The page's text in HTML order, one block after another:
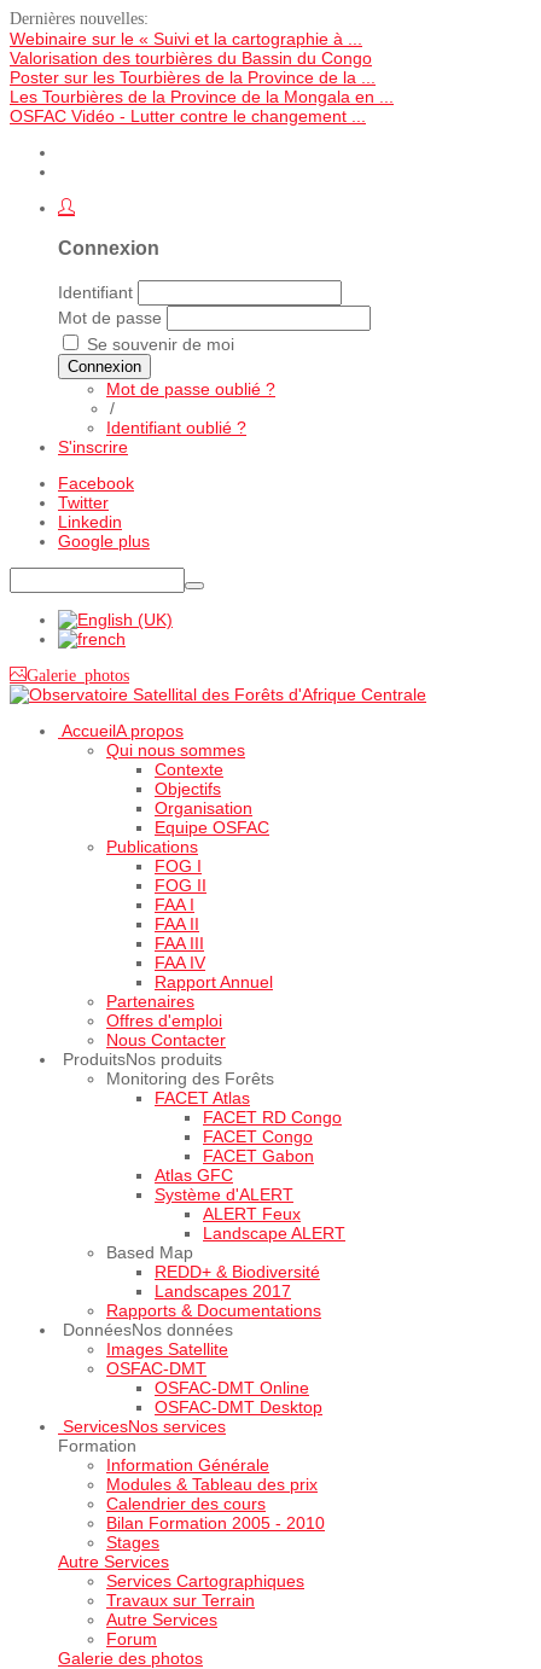
Dernières nouvelles:
Webinaire sur le « Suivi et la cartographie à ...
Valorisation des tourbières du Bassin du Congo
Poster sur les Tourbières de la Province de la ...
Les Tourbières de la Province de la Mongala en ...
OSFAC Vidéo - Lutter contre le changement ...
Connexion
Identifiant
Mot de passe
Se souvenir de moi
Connexion
Mot de passe oublié ?
/
Identifiant oublié ?
S'inscrire
Facebook
Twitter
Linkedin
Google plus
Galerie photos
AccueilA propos
Qui nous sommes
Contexte
Objectifs
Organisation
Equipe OSFAC
Publications
FOG I
FOG II
FAA I
FAA II
FAA III
FAA IV
Rapport Annuel
Partenaires
Offres d'emploi
Nous Contacter
ProduitsNos produits
Monitoring des Forêts
FACET Atlas
FACET RD Congo
FACET Congo
FACET Gabon
Atlas GFC
Système d'ALERT
ALERT Feux
Landscape ALERT
Based Map
REDD+ & Biodiversité
Landscapes 2017
Rapports & Documentations
DonnéesNos données
Images Satellite
OSFAC-DMT
OSFAC-DMT Online
OSFAC-DMT Desktop
ServicesNos services
Formation
Information Générale
Modules & Tableau des prix
Calendrier des cours
Bilan Formation 2005 - 2010
Stages
Autre Services
Services Cartographiques
Travaux sur Terrain
Autre Services
Forum
Galerie des photos